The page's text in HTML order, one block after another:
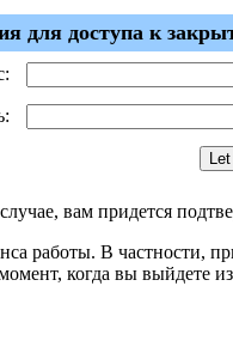
для доступа к
вам придется
работы. В частности,
когда вы выйдете